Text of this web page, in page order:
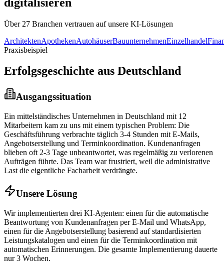
Über 27 Branchen vertrauen auf unsere KI-Lösungen
ArchitektenApothekenAutohäuserBauunternehmenEinzelhandel
Praxisbeispiel
Erfolgsgeschichte aus Deutschland
Ausgangssituation
Ein mittelständisches Unternehmen in Deutschland mit 12
Mitarbeitern kam zu uns mit einem typischen Problem: Die
Geschäftsführung verbrachte täglich 3-4 Stunden mit E-Mails,
Angebotserstellung und Terminkoordination. Kundenanfragen
blieben oft 2-3 Tage unbeantwortet, was regelmäßig zu verlorenen
Aufträgen führte. Das Team war frustriert, weil die administrative
Last die eigentliche Facharbeit verdrängte.
Unsere Lösung
Wir implementierten drei KI-Agenten: einen für die automatische
Beantwortung von Kundenanfragen per E-Mail und WhatsApp,
einen für die Angebotserstellung basierend auf standardisierten
Leistungskatalogen und einen für die Terminkoordination mit
automatischen Erinnerungen. Die gesamte Implementierung dauerte
nur 3 Wochen.